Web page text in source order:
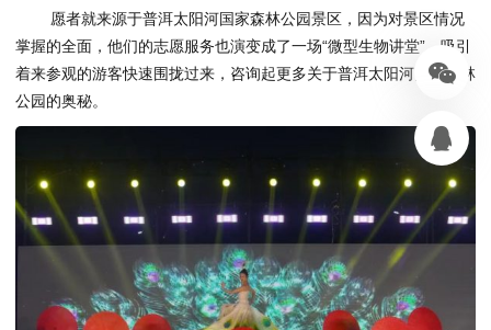
愿者就来源于普洱太阳河国家森林公园景区，因为对景区情况
掌握的全面，他们的志愿服务也演变成了一场“微型生物讲堂”，吸引
着来参观的游客快速围拢过来，咨询起更多关于普洱太阳河国家森林
公园的奥秘。